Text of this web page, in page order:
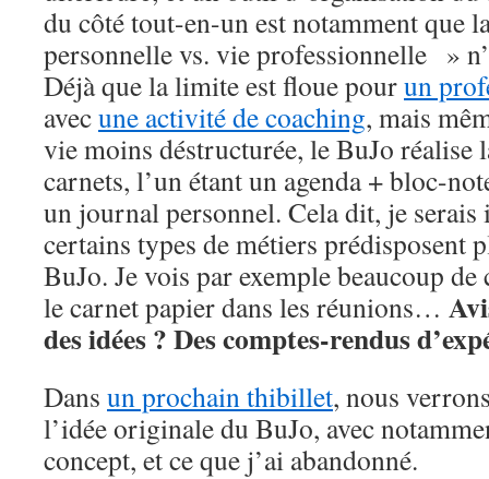
du côté tout-en-un est notamment
personnelle vs. vie professionnelle »
Déjà que la limite est floue pourun
avecune activité de coaching, mais
vie moins déstructurée, le BuJo réalise
carnets, l’un étant un agenda + bloc-
un journal personnel. Cela dit, je serais
certains types de métiers prédisposent
BuJo. Je vois par exemple beaucoup
le carnet papier dans les réunions…
des idées ? Des comptes-rendus
Dans un prochain thibillet, nous
l’idée originale du BuJo, avec
concept, et ce que j’ai abandonné.